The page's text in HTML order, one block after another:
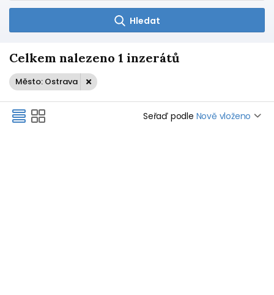
Hledat
Celkem nalezeno 1 inzerátů
Město: Ostrava
Seřaď podle Nově vloženo